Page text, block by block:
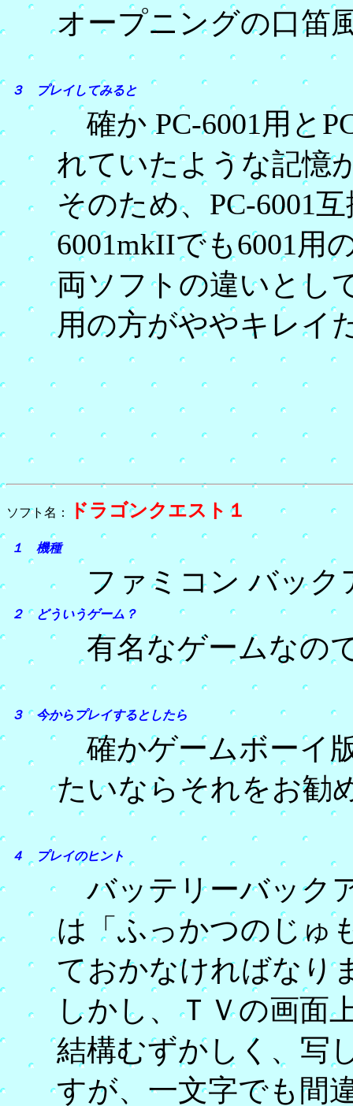
オープニングの口笛
３ プレイしてみると
確か PC-6001用と
れていたような記憶
そのため、PC-6001
6001mkIIでも6001用
両ソフトの違いとし
用の方がややキレイ
ソフト名： ドラゴンクエスト１
１ 機種
ファミコン バック
２ どういうゲーム？
有名なゲームなの
３ 今からプレイするとしたら
確かゲームボーイ
たいならそれをお勧
４ プレイのヒント
バッテリーバック
は「ふっかつのじゅ
ておかなければなり
しかし、ＴＶの画面
結構むずかしく、写
すが、一文字でも間